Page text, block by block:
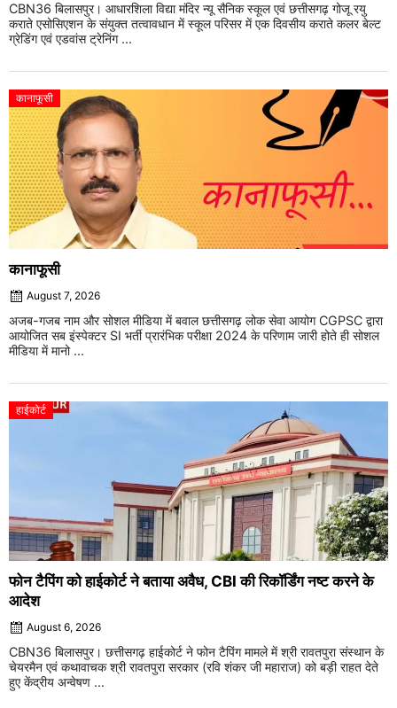
CBN36 बिलासपुर। आधारशिला विद्या मंदिर न्यू सैनिक स्कूल एवं छत्तीसगढ़ गोजू रयु
कराते एसोसिएशन के संयुक्त तत्वावधान में स्कूल परिसर में एक दिवसीय कराते कलर बेल्ट
ग्रेडिंग एवं एडवांस ट्रेनिंग ...
कानाफूसी
कानाफूसी
August 7, 2026
अजब-गजब नाम और सोशल मीडिया में बवाल छत्तीसगढ़ लोक सेवा आयोग CGPSC द्वारा
आयोजित सब इंस्पेक्टर SI भर्ती प्रारंभिक परीक्षा 2024 के परिणाम जारी होते ही सोशल
मीडिया में मानो ...
हाईकोर्ट
फोन टैपिंग को हाईकोर्ट ने बताया अवैध, CBI की रिकॉर्डिंग नष्ट करने के
आदेश
August 6, 2026
CBN36 बिलासपुर। छत्तीसगढ़ हाईकोर्ट ने फोन टैपिंग मामले में श्री रावतपुरा संस्थान के
चेयरमैन एवं कथावाचक श्री रावतपुरा सरकार (रवि शंकर जी महाराज) को बड़ी राहत देते
हुए केंद्रीय अन्वेषण ...